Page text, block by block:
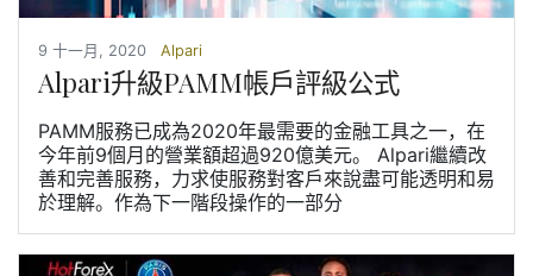
9 十一月, 2020 Alpari
Alpari升級PAMM帳戶評級公式
PAMM服務已成為2020年最需要的金融工具之一，在
今年前9個月的營業額超過920億美元。 Alpari繼續改
善和完善服務，力求使服務對客戶來說盡可能透明和易
於理解。作為下一階段操作的一部分